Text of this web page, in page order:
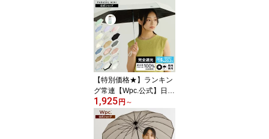
8％生地 UPF50+ 接触冷
感 レディース 女性 洗濯
機OK ブランド おしゃれ
可愛い 通勤 通学 旅行 ア
ウトドア ガーデニング
散歩】 ギフト対象
【特別価格★】ランキン
グ常連【Wpc.公式】日傘
折りたたみ 遮光切り継ぎ
tiny【完全遮光100％ 完
全UVカット率100％生地
重量210g 超軽量 6本骨
1,925円 ～